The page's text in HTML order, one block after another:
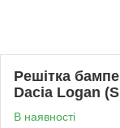
Решітка
Dacia Logan
В наявності